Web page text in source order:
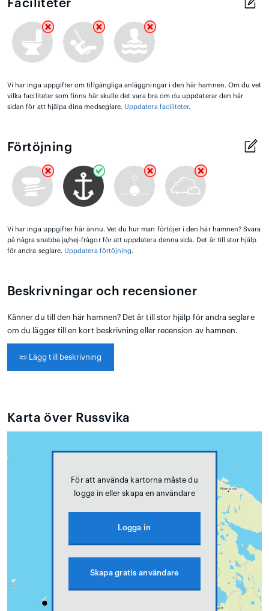
Faciliteter
Vi har inga uppgifter om tillgängliga anläggningar i den här hamnen. Om du vet
vilka faciliteter som finns här skulle det vara bra om du uppdaterar den här
sidan för att hjälpa dina medseglare. Uppdatera faciliteter.
Förtöjning
Vi har inga uppgifter här ännu. Vet du hur man förtöjer i den här hamnen? Svara
på några snabba ja/nej-frågor för att uppdatera denna sida. Det är till stor hjälp
för andra seglare. Uppdatera förtöjning.
Beskrivningar och recensioner
Känner du till den här hamnen? Det är till stor hjälp för andra seglare
om du lägger till en kort beskrivning eller recension av hamnen.
📜 Lägg till beskrivning
Karta över Russvika
För att använda kartorna måste du
logga in eller skapa en användare
Logga in
Skapa gratis användare